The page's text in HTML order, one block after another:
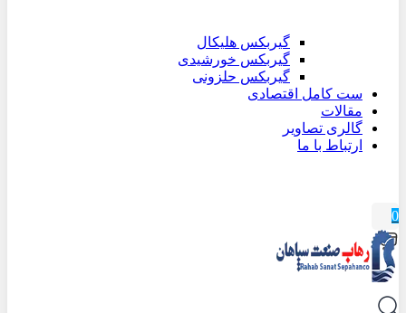
گیربکس هلیکال
گیربکس خورشیدی
گیربکس حلزونی
ست کامل اقتصادی
مقالات
گالری تصاویر
ارتباط با ما
0